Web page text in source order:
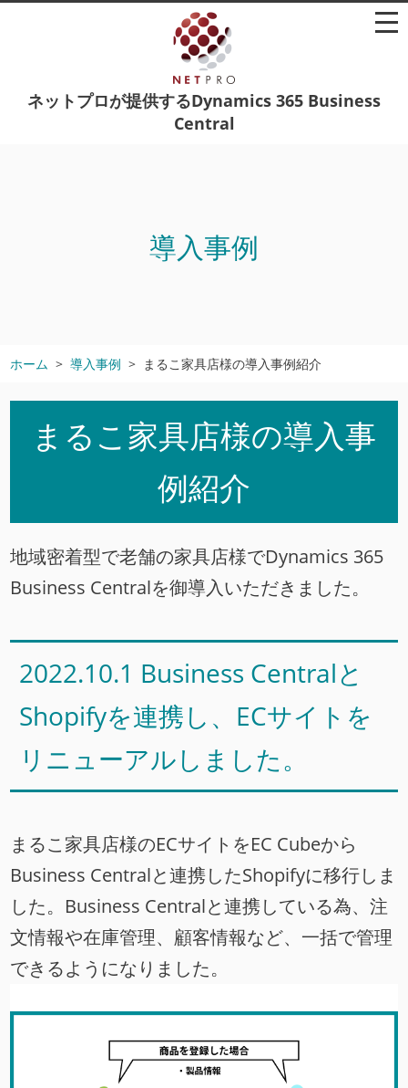
ネットプロが提供するDynamics 365 Business
Central
導入事例
ホーム 導入事例 まるこ家具店様の導入事例紹介
まるこ家具店様の導入事
例紹介
地域密着型で老舗の家具店様でDynamics 365
Business Centralを御導入いただきました。
2022.10.1 Business Centralと
Shopifyを連携し、ECサイトを
リニューアルしました。
まるこ家具店様のECサイトをEC Cubeから
Business Centralと連携したShopifyに移行しま
した。Business Centralと連携している為、注
文情報や在庫管理、顧客情報など、一括で管理
できるようになりました。